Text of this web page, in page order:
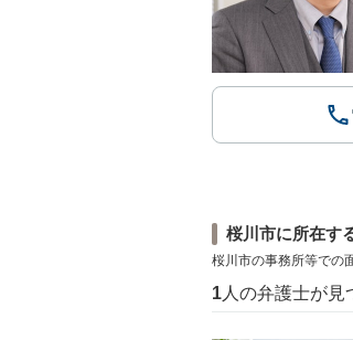
桜川市に所在す
桜川市の事務所等での
1 人の弁護士が見